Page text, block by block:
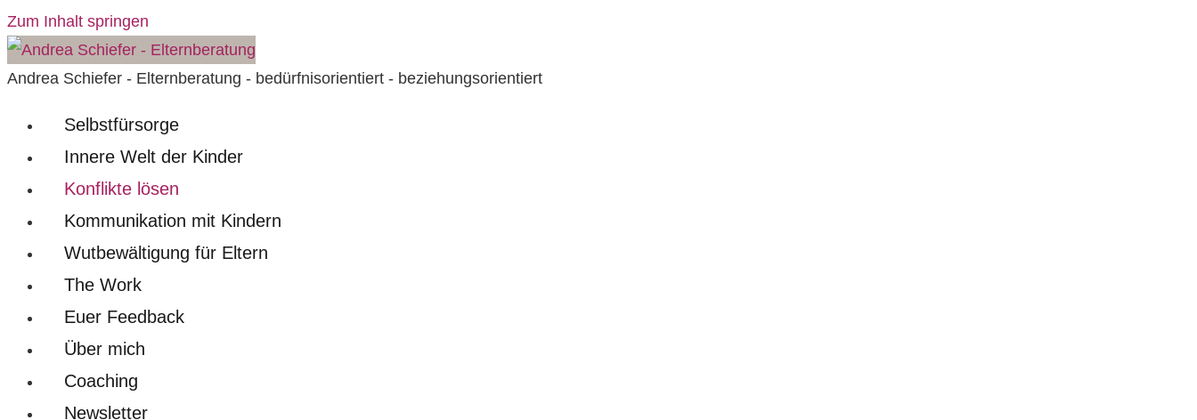
Zum Inhalt springen
Andrea Schiefer - Elternberatung - bedürfnisorientiert - beziehungsorientiert
Selbstfürsorge
Innere Welt der Kinder
Konflikte lösen
Kommunikation mit Kindern
Wutbewältigung für Eltern
The Work
Euer Feedback
Über mich
Coaching
Newsletter